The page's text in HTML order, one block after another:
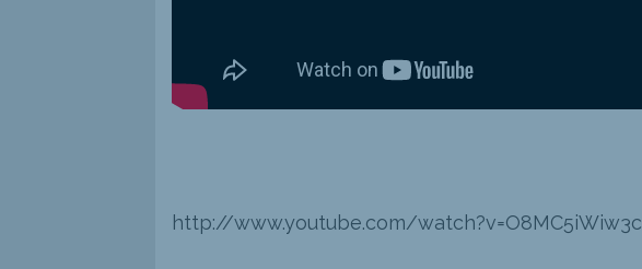
http://www.youtube.com/watch?v=O8MC5iWiw3c